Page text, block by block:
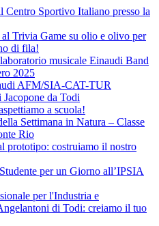
Centro Sportivo Italiano presso la
Trivia Game su olio e olivo per
di fila!
musicale Einaudi Band
2025
AFM/SIA-CAT-TUR
Jacopone da Todi
a scuola!
Settimana in Natura – Classe
Rio
prototipo: costruiamo il nostro
per un Giorno all’IPSIA
per l'Industria e
di Todi: creiamo il tuo